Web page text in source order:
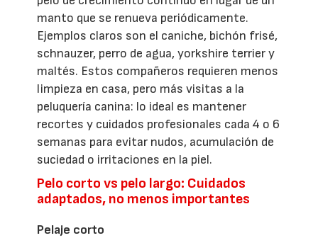
manto que se renueva periódicamente.
Ejemplos claros son el caniche, bichón frisé,
schnauzer, perro de agua, yorkshire terrier y
maltés. Estos compañeros requieren menos
limpieza en casa, pero más visitas a la
peluquería canina: lo ideal es mantener
recortes y cuidados profesionales cada 4 o 6
semanas para evitar nudos, acumulación de
suciedad o irritaciones en la piel.
Pelo corto vs pelo largo: Cuidados
adaptados, no menos importantes
Pelaje corto